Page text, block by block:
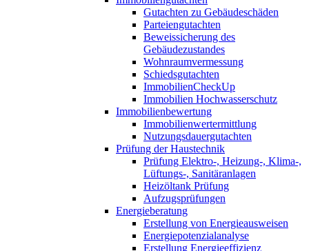
Gutachten zu Gebäudeschäden
Parteiengutachten
Beweissicherung des
Gebäudezustandes
Wohnraumvermessung
Schiedsgutachten
ImmobilienCheckUp
Immobilien Hochwasserschutz
Immobilienbewertung
Immobilienwertermittlung
Nutzungsdauergutachten
Prüfung der Haustechnik
Prüfung Elektro-, Heizung-, Klima-,
Lüftungs-, Sanitäranlagen
Heizöltank Prüfung
Aufzugsprüfungen
Energieberatung
Erstellung von Energieausweisen
Energiepotenzialanalyse
Erstellung Energieeffizienz